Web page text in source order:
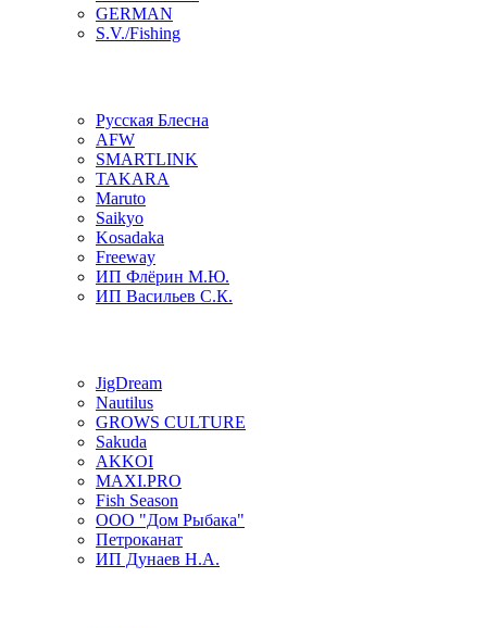
GERMAN
S.V./Fishing
Русская Блесна
AFW
SMARTLINK
TAKARA
Maruto
Saikyo
Kosadaka
Freeway
ИП Флёрин М.Ю.
ИП Васильев С.К.
JigDream
Nautilus
GROWS CULTURE
Sakuda
AKKOI
MAXI.PRO
Fish Season
ООО "Дом Рыбака"
Петроканат
ИП Дунаев Н.А.